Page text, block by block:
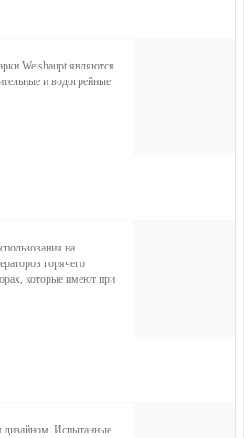
Weishaupt являются
и водогрейные
на
горячего
которые имеют при
дизайном. Испытанные